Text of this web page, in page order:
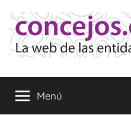
contenido
Concejos
de
las
Menú